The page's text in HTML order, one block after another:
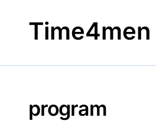
Time4men
program